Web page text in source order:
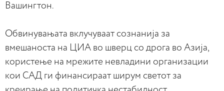
Вашингтон.
Oбвинувањата вклучуваат сознанија за
вмешаноста на ЦИА во шверц со дрога во Азија,
користење на мрежите невладини организации
кои САД ги финансираат ширум светот за